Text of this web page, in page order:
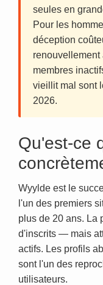
seules en
Pour les
déception
membres
vieillit mal sont
2026.
Qu'est-ce
Wyylde est le
l'un des premiers
plus de 20 ans. La
d'inscrits — mais
actifs. Les profils
sont l'un des
utilisateurs.